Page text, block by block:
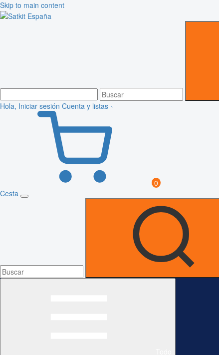
Skip to main content
Hola, Iniciar sesión Cuenta y listas
0
Cesta